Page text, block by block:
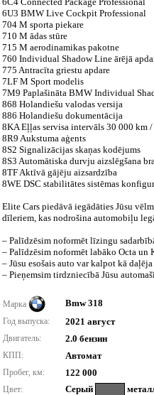
6U3 BMW Live Cockpit Professional
704 M sporta piekare
710 M ādas stūre
715 M aerodinamikas pakotne
760 Individual Shadow Line ārējā
775 Antracīta griestu apdare
7LF M Sport modelis
7M9 Paplašināta BMW Individual
868 Holandiešu valodas versija
886 Holandiešu dokumentācija
8KA Eļļas servisa intervāls 30 000 km /
8R9 Aukstuma aģents
8S2 Signalizācijas skaņas kodējums
8S3 Automātiska durvju aizslēgšana
8TF Aktīvā gājēju aizsardzība
8WE DSC stabilitātes sistēmas
Elite Cars piedāvā iegādāties Jūsu
dīleriem, kas nodrošina automobiļu
– Palīdzēsim noformēt līzingu
– Palīdzēsim noformēt labāko Octa un
– Jūsu esošais auto var kalpot kā
– Pieņemsim tirdzniecībā Jūsu
Марка Bmw 318
Год выпуска: 2021 август
Двигатель: 2.0 бензин
КПП: Автомат
Пробег, км: 122 000
Цвет: Серый